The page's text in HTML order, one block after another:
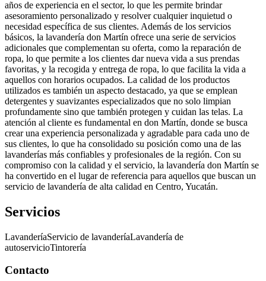
años de experiencia en el sector, lo que les permite brindar
asesoramiento personalizado y resolver cualquier inquietud o
necesidad específica de sus clientes. Además de los servicios
básicos, la lavandería don Martín ofrece una serie de servicios
adicionales que complementan su oferta, como la reparación de
ropa, lo que permite a los clientes dar nueva vida a sus prendas
favoritas, y la recogida y entrega de ropa, lo que facilita la vida a
aquellos con horarios ocupados. La calidad de los productos
utilizados es también un aspecto destacado, ya que se emplean
detergentes y suavizantes especializados que no solo limpian
profundamente sino que también protegen y cuidan las telas. La
atención al cliente es fundamental en don Martín, donde se busca
crear una experiencia personalizada y agradable para cada uno de
sus clientes, lo que ha consolidado su posición como una de las
lavanderías más confiables y profesionales de la región. Con su
compromiso con la calidad y el servicio, la lavandería don Martín se
ha convertido en el lugar de referencia para aquellos que buscan un
servicio de lavandería de alta calidad en Centro, Yucatán.
Servicios
LavanderíaServicio de lavanderíaLavandería de
autoservicioTintorería
Contacto